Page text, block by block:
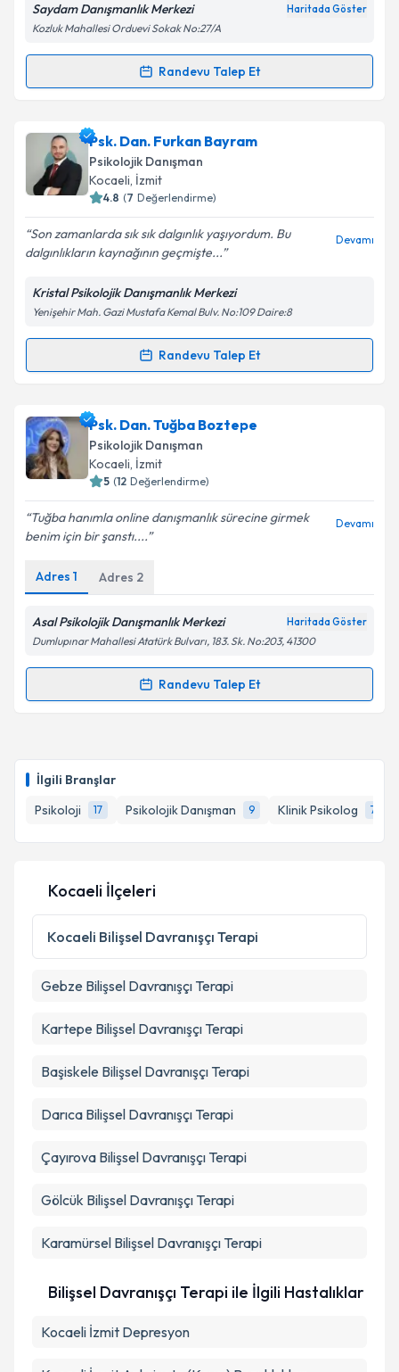
İlgili Branşlar
Psikoloji
17 Psikolojik Danışman 9 Klinik Psikolog 7
E-posta Adresiniz
kapsamda işlenmesini kabul ediyorum.
Takvim Talebini Gönder
Saydam Danışmanlık Merkezi
Randevu Talep Et
Randevu Takvimi Talebi
Psk. Dan. İrem Gürsoyiçin randevu takvimi talebi
oluşturun. Size bu uzmandan randevu almanız için bir
takvim hazırlandığında e-posta ile bilgilendireceğiz.
E-posta Adresiniz
Kişisel verilerimin işlenmesine ilişkinAydınlatma
kapsamda işlenmesini kabul ediyorum.
Psk. Dan. Furkan Bayram
Psikolojik Danışman
Kocaeli, İzmit
( Değerlendirme)
Son zamanlarda sık sık dalgınlık yaşıyordum. Bu
dalgınlıkların kaynağının geçmişte...
Kristal Psikolojik Danışmanlık Merkezi
Yenişehir Mah. Gazi Mustafa Kemal Bulv. No:109 Daire:8
Randevu Talep Et
Randevu Takvimi Talebi
Psk. Dan. Furkan Bayramiçin randevu takvimi talebi
oluşturun. Size bu uzmandan randevu almanız için bir
takvim hazırlandığında e-posta ile bilgilendireceğiz.
E-posta Adresiniz
Kişisel verilerimin işlenmesine ilişkinAydınlatma
kapsamda işlenmesini kabul ediyorum.
Takvim Talebini Gönder
Psk. Dan. Tuğba Boztepe
Psikolojik Danışman
Kocaeli, İzmit
( Değerlendirme)
Tuğba hanımla online danışmanlık sürecine girmek
benim için bir şanstı....
Adres 1 Adres 2
Asal Psikolojik Danışmanlık Merkezi
Dumlupınar Mahallesi Atatürk Bulvarı, 183. Sk. No:203, 41300
Randevu Talep Et
Randevu Takvimi Talebi
Psk. Dan. Tuğba Boztepeiçin randevu takvimi talebi
oluşturun. Size bu uzmandan randevu almanız için bir
takvim hazırlandığında e-posta ile bilgilendireceğiz.
Metni'ni okudum ve kişisel verilerimin belirtilen
kapsamda işlenmesini kabul ediyorum.
Kocaeli İlçeleri
Kocaeli Bilişsel Davranışçı Terapi
Gebze Bilişsel Davranışçı Terapi
Kartepe Bilişsel Davranışçı Terapi
Başiskele Bilişsel Davranışçı Terapi
Darıca Bilişsel Davranışçı Terapi
Çayırova Bilişsel Davranışçı Terapi
Gölcük Bilişsel Davranışçı Terapi
Karamürsel Bilişsel Davranışçı Terapi
Bilişsel Davranışçı Terapi ile İlgili Hastalıklar
Kocaeli İzmit Depresyon